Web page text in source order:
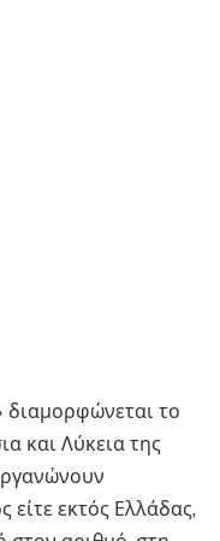
το
και Λύκεια της
είτε εκτός Ελλάδας,